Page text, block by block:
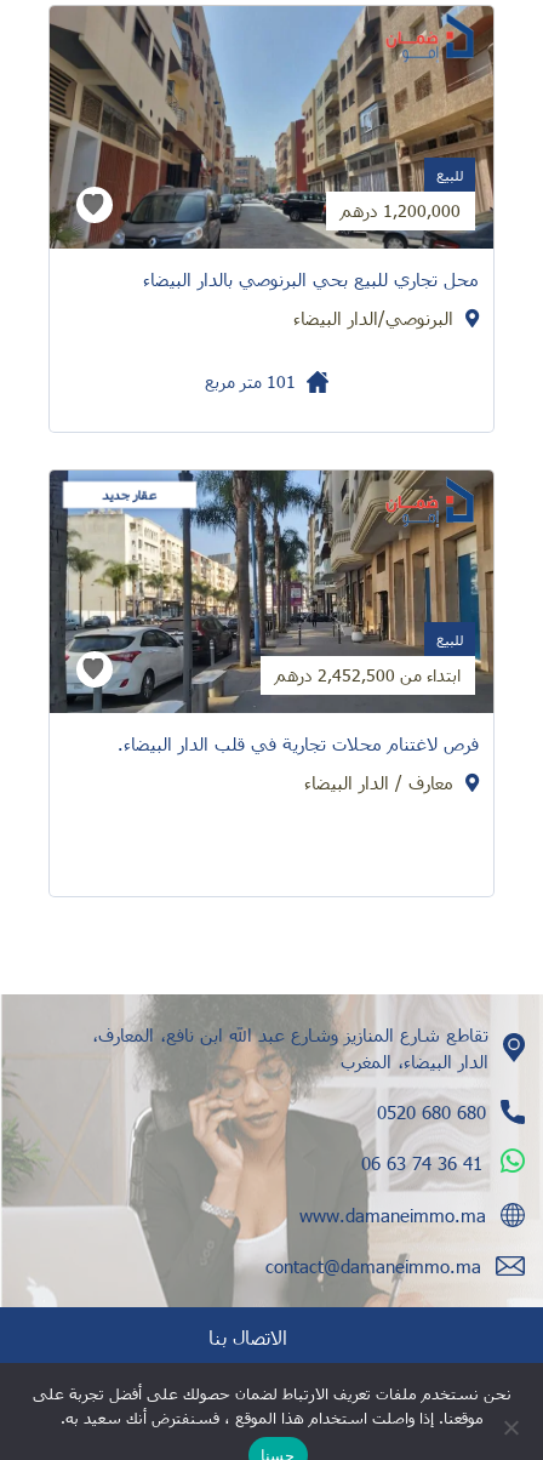
للبيع
1,200,000 درهم
محل تجاري للبيع بحي البرنوصي بالدار البيضاء
البرنوصي/الدار البيضاء
متر مربع
عقار جديد
للبيع
ابتداء من 2,452,500 درهم
فرص لاغتنام محلات تجارية في قلب الدار البيضاء.
معارف / الدار البيضاء
تقاطع شارع المنازيز وشارع عبد الله ابن نافع، المعارف،
الدار البيضاء، المغرب
0520 680 680
06 63 74 36 41
www.damaneimmo.ma
contact@damaneimmo.ma
الاتصال بنا
إشارات قانونية
نحن نستخدم ملفات تعريف الارتباط لضمان حصولك على أفضل تجربة على
موقعنا. إذا واصلت استخدام هذا الموقع ، فسنفترض أنك سعيد به.
حسنا